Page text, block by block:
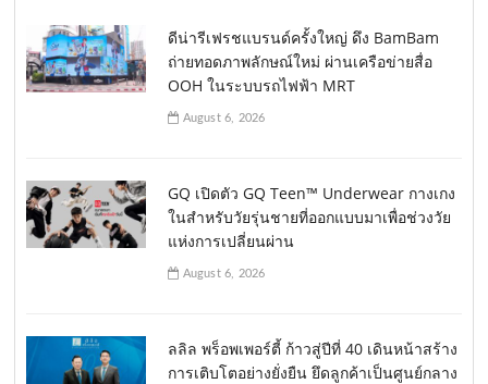
ดีน่ารีเฟรชแบรนด์ครั้งใหญ่ ดึง BamBam
ถ่ายทอดภาพลักษณ์ใหม่ ผ่านเครือข่ายสื่อ
OOH ในระบบรถไฟฟ้า MRT
August 6, 2026
GQ เปิดตัว GQ Teen™ Underwear กางเกง
ในสำหรับวัยรุ่นชายที่ออกแบบมาเพื่อช่วงวัย
แห่งการเปลี่ยนผ่าน
August 6, 2026
ลลิล พร็อพเพอร์ตี้ ก้าวสู่ปีที่ 40 เดินหน้าสร้าง
การเติบโตอย่างยั่งยืน ยึดลูกค้าเป็นศูนย์กลาง